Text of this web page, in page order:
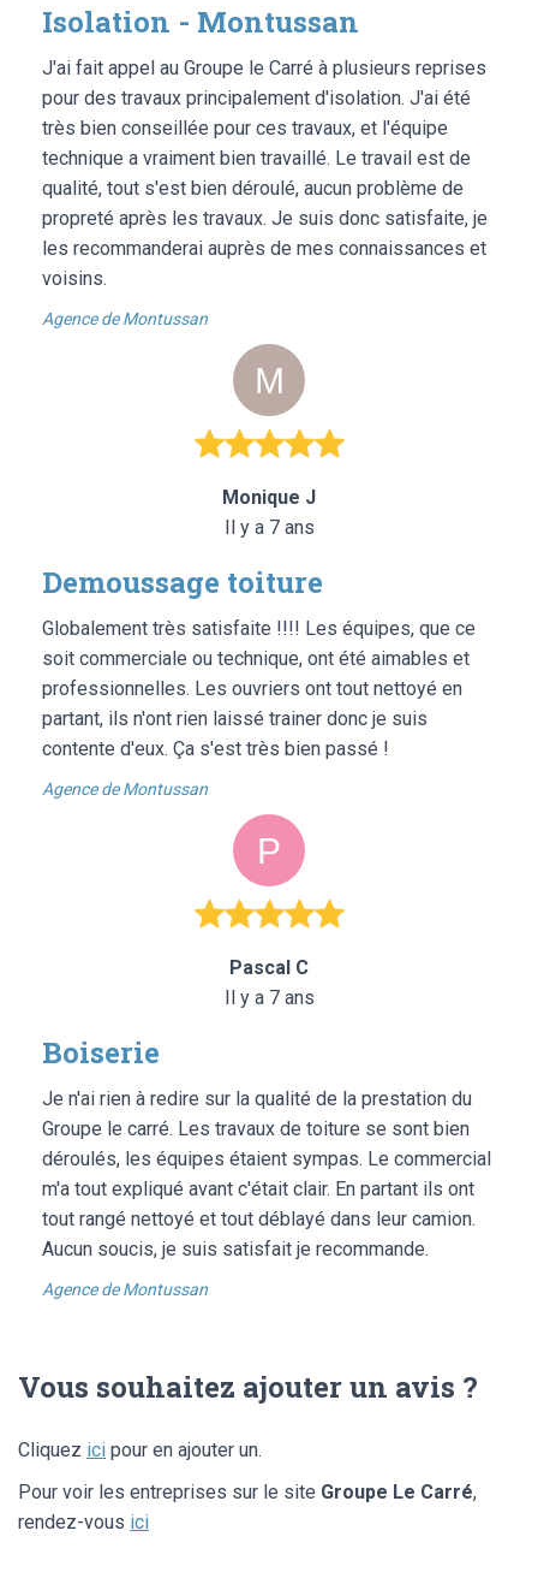
Isolation - Montussan
J'ai fait appel au Groupe le Carré à plusieurs reprises
pour des travaux principalement d'isolation. J'ai été
très bien conseillée pour ces travaux, et l'équipe
technique a vraiment bien travaillé. Le travail est de
qualité, tout s'est bien déroulé, aucun problème de
propreté après les travaux. Je suis donc satisfaite, je
les recommanderai auprès de mes connaissances et
voisins.
Agence de Montussan
Monique J
Il y a 7 ans
Demoussage toiture
Globalement très satisfaite !!!! Les équipes, que ce
soit commerciale ou technique, ont été aimables et
professionnelles. Les ouvriers ont tout nettoyé en
partant, ils n'ont rien laissé trainer donc je suis
contente d'eux. Ça s'est très bien passé !
Agence de Montussan
Pascal C
Il y a 7 ans
Boiserie
Je n'ai rien à redire sur la qualité de la prestation du
Groupe le carré. Les travaux de toiture se sont bien
déroulés, les équipes étaient sympas. Le commercial
m'a tout expliqué avant c'était clair. En partant ils ont
tout rangé nettoyé et tout déblayé dans leur camion.
Aucun soucis, je suis satisfait je recommande.
Agence de Montussan
Vous souhaitez ajouter un avis ?
Cliquez ici pour en ajouter un.
Pour voir les entreprises sur le site Groupe Le Carré,
rendez-vous ici